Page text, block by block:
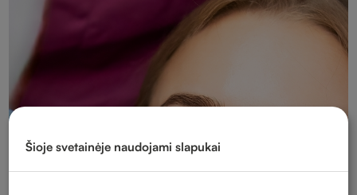
Šioje svetainėje naudojami slapukai